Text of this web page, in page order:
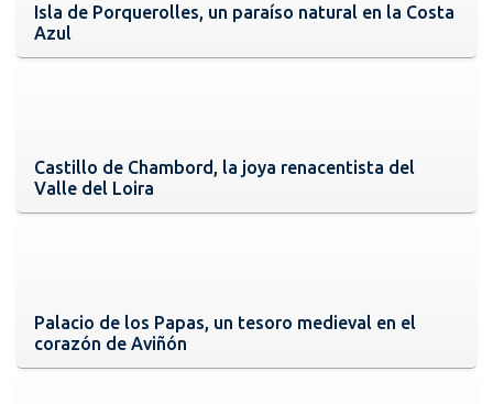
Isla de Porquerolles, un paraíso natural en la Costa
Azul
Castillo de Chambord, la joya renacentista del
Valle del Loira
Palacio de los Papas, un tesoro medieval en el
corazón de Aviñón